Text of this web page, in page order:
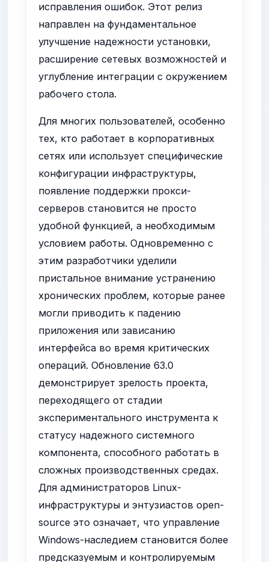
исправления ошибок. Этот релиз
направлен на фундаментальное
улучшение надежности установки,
расширение сетевых возможностей и
углубление интеграции с окружением
рабочего стола.
Для многих пользователей, особенно
тех, кто работает в корпоративных
сетях или использует специфические
конфигурации инфраструктуры,
появление поддержки прокси-
серверов становится не просто
удобной функцией, а необходимым
условием работы. Одновременно с
этим разработчики уделили
пристальное внимание устранению
хронических проблем, которые ранее
могли приводить к падению
приложения или зависанию
интерфейса во время критических
операций. Обновление 63.0
демонстрирует зрелость проекта,
переходящего от стадии
экспериментального инструмента к
статусу надежного системного
компонента, способного работать в
сложных производственных средах.
Для администраторов Linux-
инфраструктуры и энтузиастов open-
source это означает, что управление
Windows-наследием становится более
предсказуемым и контролируемым